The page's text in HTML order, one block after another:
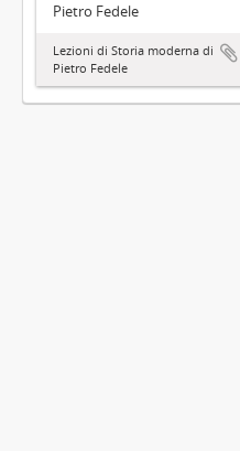
Pietro Fedele
Lezioni di Storia moderna di
Pietro Fedele